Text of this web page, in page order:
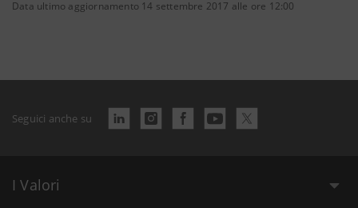
Data ultimo aggiornamento 14 settembre 2017 alle ore 12:00
Seguici anche su
I Valori